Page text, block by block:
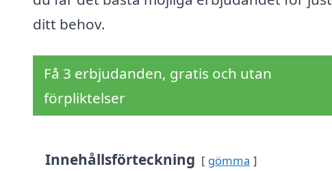
ditt behov.
Få 3 erbjudanden, gratis och utan
förpliktelser
Innehållsförteckning gömma